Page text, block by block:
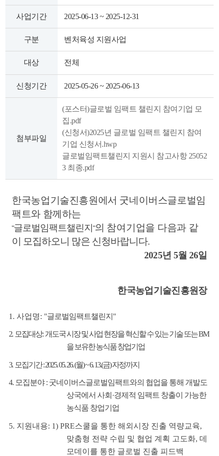
창 인 메
사업기간 2025-06-13 ~ 2025-12-31
구분 벤처육성 지원사업
대상 전체
신청기간 2025-05-26 ~ 2025-06-13
첨부파일
(포스터)글로벌 임팩트 챌린지 참여기업 모
집.pdf
(신청서)2025년 글로벌 임팩트 챌린지 참여
기업 신청서.hwp
글로벌임팩트챌린지 지원시 참고사항 25052
3 최종.pdf
한국농업기술진흥원에서 굿네이버스글로벌임
팩트와 함께하는
"글로벌임팩트챌린지"의 참여기업을 다음과 같
이 모집하오니 많은 신청바랍니다.
2025년 5월 26일
한국농업기술진흥원장
1. 사업명: "글로벌임팩트챌린지 "
2. 모집대상: 개도국 시장 및 사업 현장을 혁신할 수 있는 기술 또는 BM
을 보유한 농식품 창업기업
3. 모집기간 : 2025. 05. 26. (월) ~ 6. 13.(금) 자정까지
4. 모집분야 : 굿네이버스글로벌임팩트와의 협업을 통해 개발도
상국에서 사회·경제적 임팩트 창출이 가능한
농식품 창업기업
5. 지원내용: 1) PRE스쿨을 통한 해외시장 진출 역량교육,
맞춤형 전략 수립 및 협업 계획 고도화, 데
모데이를 통한 글로벌 진출 피드백